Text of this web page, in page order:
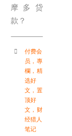
摩多贷
款？
付费会
员 ， 專
欄 ， 精
选好
文 ， 置
顶好
文 ， 财
经猎人
笔记